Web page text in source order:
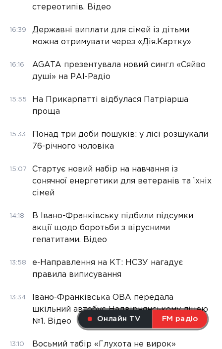
Онлайн TV FM радіо
стереотипів. Відео
16:39
Державні виплати для сімей із дітьми
можна отримувати через «Дія.Картку»
16:16
AGATA презентувала новий сингл «Сяйво
душі» на РАІ-Радіо
15:55
На Прикарпатті відбулася Патріарша
проща
15:33
Понад три доби пошуків: у лісі розшукали
76-річного чоловіка
15:07
Стартує новий набір на навчання із
сонячної енергетики для ветеранів та їхніх
сімей
14:18
В Івано-Франківську підбили підсумки
акції щодо боротьби з вірусними
гепатитами. Відео
13:58
е-Направлення на КТ: НСЗУ нагадує
правила виписування
13:34
Івано-Франківська ОВА передала
шкільний автобус Надвірнянському ліцею
№1. Відео
13:10 Восьмий табір «Глухота не вирок»